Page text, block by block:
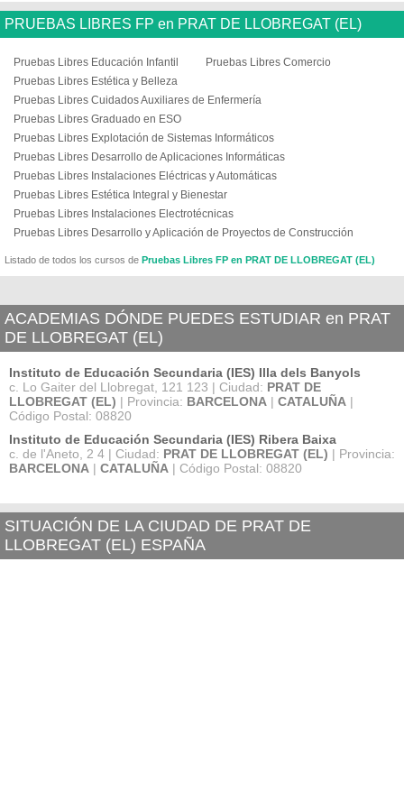
PRUEBAS LIBRES FP en PRAT DE LLOBREGAT (EL)
Pruebas Libres Educación Infantil
Pruebas Libres Comercio
Pruebas Libres Estética y Belleza
Pruebas Libres Cuidados Auxiliares de Enfermería
Pruebas Libres Graduado en ESO
Pruebas Libres Explotación de Sistemas Informáticos
Pruebas Libres Desarrollo de Aplicaciones Informáticas
Pruebas Libres Instalaciones Eléctricas y Automáticas
Pruebas Libres Estética Integral y Bienestar
Pruebas Libres Instalaciones Electrotécnicas
Pruebas Libres Desarrollo y Aplicación de Proyectos de Construcción
Listado de todos los cursos de Pruebas Libres FP en PRAT DE LLOBREGAT (EL)
ACADEMIAS DÓNDE PUEDES ESTUDIAR en PRAT
DE LLOBREGAT (EL)
Instituto de Educación Secundaria (IES) Illa dels Banyols
c. Lo Gaiter del Llobregat, 121 123 | Ciudad: PRAT DE
LLOBREGAT (EL) | Provincia: BARCELONA | CATALUÑA |
Código Postal: 08820
Instituto de Educación Secundaria (IES) Ribera Baixa
c. de l'Aneto, 2 4 | Ciudad: PRAT DE LLOBREGAT (EL) | Provincia:
BARCELONA | CATALUÑA | Código Postal: 08820
SITUACIÓN DE LA CIUDAD DE PRAT DE
LLOBREGAT (EL) ESPAÑA